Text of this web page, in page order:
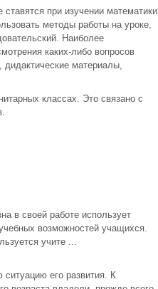
при изучении математики
методы работы на уроке,
Наиболее
каких-либо вопросов
материалы,
классах. Это связано с
в своей работе использует
возможностей учащихся.
учите ...
его развития. К